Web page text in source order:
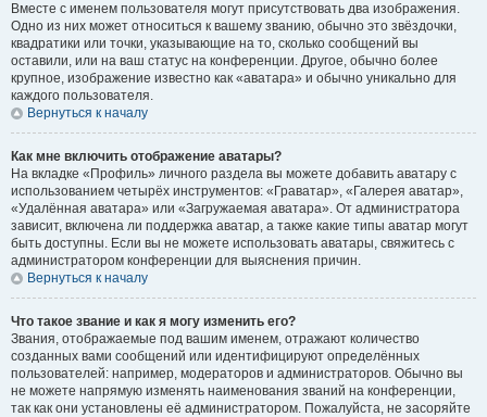
Вместе с именем пользователя могут присутствовать два изображения.
Одно из них может относиться к вашему званию, обычно это звёздочки,
квадратики или точки, указывающие на то, сколько сообщений вы
оставили, или на ваш статус на конференции. Другое, обычно более
крупное, изображение известно как «аватара» и обычно уникально для
каждого пользователя.
Вернуться к началу
Как мне включить отображение аватары?
На вкладке «Профиль» личного раздела вы можете добавить аватару с
использованием четырёх инструментов: «Граватар», «Галерея аватар»,
«Удалённая аватара» или «Загружаемая аватара». От администратора
зависит, включена ли поддержка аватар, а также какие типы аватар могут
быть доступны. Если вы не можете использовать аватары, свяжитесь с
администратором конференции для выяснения причин.
Вернуться к началу
Что такое звание и как я могу изменить его?
Звания, отображаемые под вашим именем, отражают количество
созданных вами сообщений или идентифицируют определённых
пользователей: например, модераторов и администраторов. Обычно вы
не можете напрямую изменять наименования званий на конференции,
так как они установлены её администратором. Пожалуйста, не засоряйте